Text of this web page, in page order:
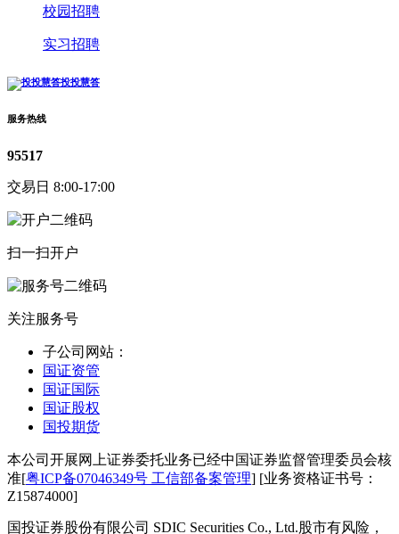
校园招聘
实习招聘
投投慧答
服务热线
95517
交易日 8:00-17:00
扫一扫开户
关注服务号
子公司网站：
国证资管
国证国际
国证股权
国投期货
本公司开展网上证券委托业务已经中国证券监督管理委员会核
准[粤ICP备07046349号 工信部备案管理] [业务资格证书号：
Z15874000]
国投证券股份有限公司 SDIC Securities Co., Ltd.股市有风险，